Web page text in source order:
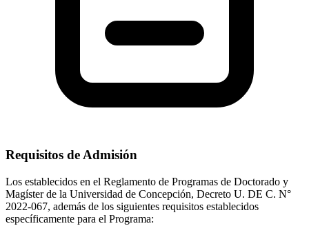
Requisitos de Admisión
Los establecidos en el Reglamento de Programas de Doctorado y
Magíster de la Universidad de Concepción, Decreto U. DE C. N°
2022-067, además de los siguientes requisitos establecidos
específicamente para el Programa: